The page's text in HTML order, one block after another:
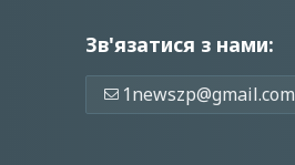
Зв'язатися з нами:
1newszp@gmail.com